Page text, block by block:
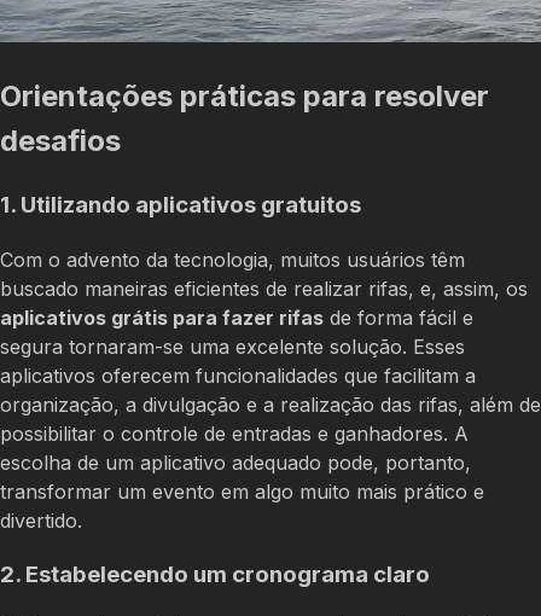
Orientações práticas para resolver
desafios
1. Utilizando aplicativos gratuitos
Com o advento da tecnologia, muitos usuários têm
buscado maneiras eficientes de realizar rifas, e, assim, os
aplicativos grátis para fazer rifas de forma fácil e
segura tornaram-se uma excelente solução. Esses
aplicativos oferecem funcionalidades que facilitam a
organização, a divulgação e a realização das rifas, além de
possibilitar o controle de entradas e ganhadores. A
escolha de um aplicativo adequado pode, portanto,
transformar um evento em algo muito mais prático e
divertido.
2. Estabelecendo um cronograma claro